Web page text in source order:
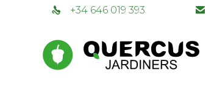
+34 646 019 393